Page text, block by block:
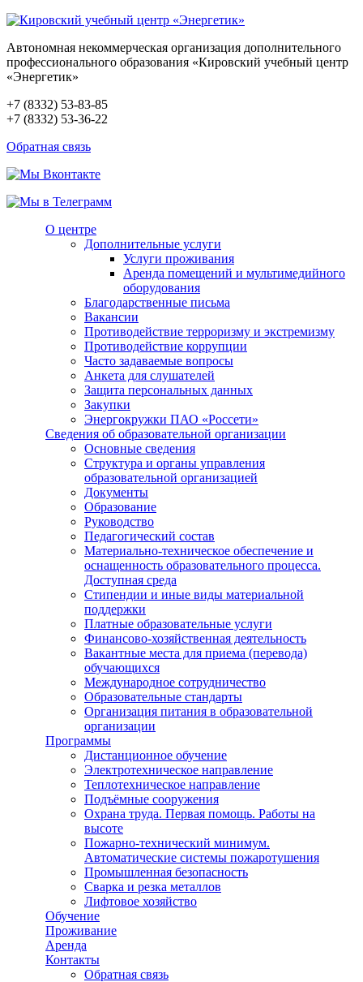
Автономная некоммерческая организация дополнительного
профессионального образования «Кировский учебный центр
«Энергетик»
+7 (8332) 53-83-85
+7 (8332) 53-36-22
Обратная связь
О центре
Дополнительные услуги
Услуги проживания
Аренда помещений и мультимедийного
оборудования
Благодарственные письма
Вакансии
Противодействие терроризму и экстремизму
Противодействие коррупции
Часто задаваемые вопросы
Анкета для слушателей
Защита персональных данных
Закупки
Энергокружки ПАО «Россети»
Сведения об образовательной организации
Основные сведения
Структура и органы управления
образовательной организацией
Документы
Образование
Руководство
Педагогический состав
Материально-техническое обеспечение и
оснащенность образовательного процесса.
Доступная среда
Стипендии и иные виды материальной
поддержки
Платные образовательные услуги
Финансово-хозяйственная деятельность
Вакантные места для приема (перевода)
обучающихся
Международное сотрудничество
Образовательные стандарты
Организация питания в образовательной
организации
Программы
Дистанционное обучение
Электротехническое направление
Теплотехническое направление
Подъёмные сооружения
Охрана труда. Первая помощь. Работы на
высоте
Пожарно-технический минимум.
Автоматические системы пожаротушения
Промышленная безопасность
Сварка и резка металлов
Лифтовое хозяйство
Обучение
Проживание
Аренда
Контакты
Обратная связь